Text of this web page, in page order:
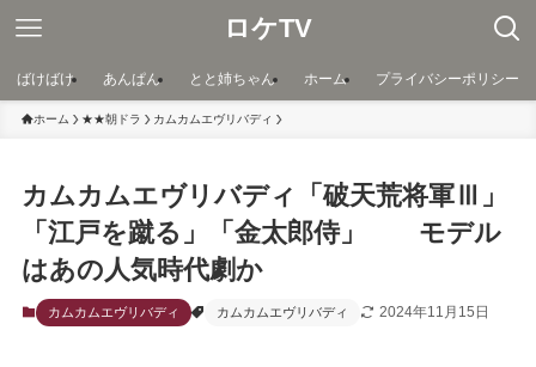
ロケTV
ばけばけ あんぱん とと姉ちゃん ホーム プライバシーポリシー
ホーム ★★朝ドラ カムカムエヴリバディ
カムカムエヴリバディ「破天荒将軍Ⅲ」
「江戸を蹴る」「金太郎侍」 モデル
はあの人気時代劇か
カムカムエヴリバディ カムカムエヴリバディ 2024年11月15日